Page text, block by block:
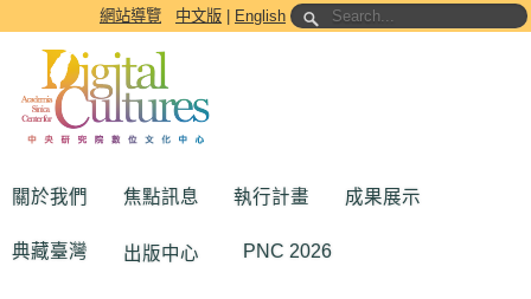
跳到主要內容區塊網站導覽 中文版 English
關於我們 焦點訊息 執行計畫 成果展示
典藏臺灣 出版中心 PNC 2026